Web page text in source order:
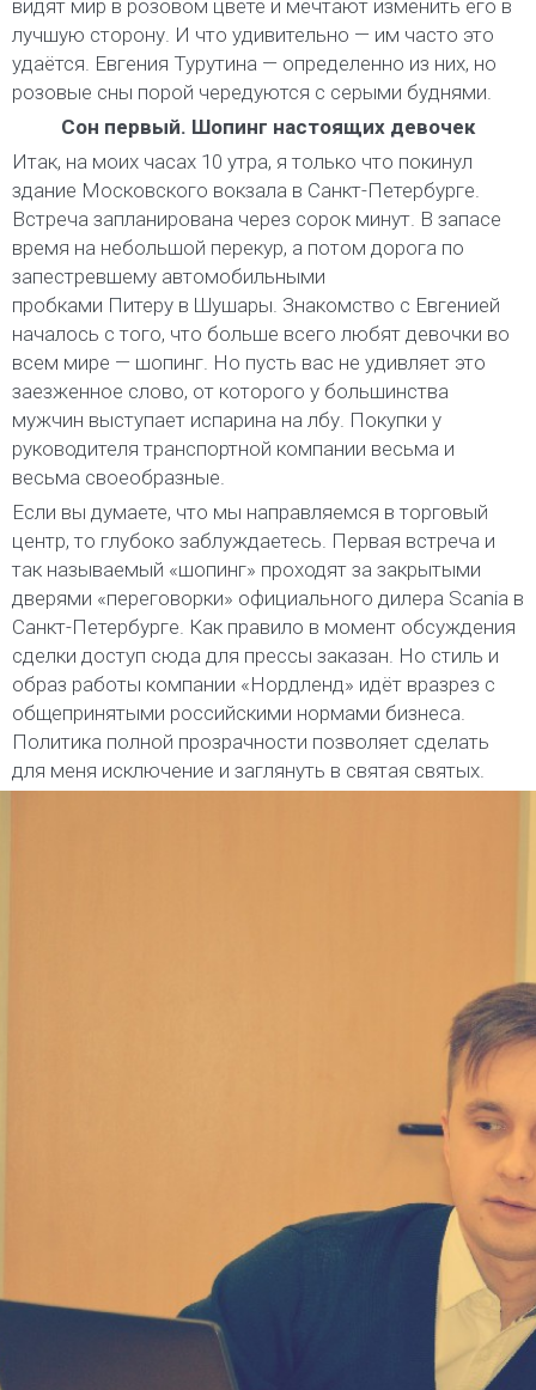
видят мир в розовом цвете и мечтают изменить его в
лучшую сторону. И что удивительно — им часто это
удаётся. Евгения Турутина — определенно из них, но
розовые сны порой чередуются с серыми буднями.
Сон первый. Шопинг настоящих девочек
Итак, на моих часах 10 утра, я только что покинул
здание Московского вокзала в Санкт-Петербурге.
Встреча запланирована через сорок минут. В запасе
время на небольшой перекур, а потом дорога по
запестревшему автомобильными
пробками Питеру в Шушары. Знакомство с Евгенией
началось с того, что больше всего любят девочки во
всем мире — шопинг. Но пусть вас не удивляет это
заезженное слово, от которого у большинства
мужчин выступает испарина на лбу. Покупки у
руководителя транспортной компании весьма и
весьма своеобразные.
Если вы думаете, что мы направляемся в торговый
центр, то глубоко заблуждаетесь. Первая встреча и
так называемый «шопинг» проходят за закрытыми
дверями «переговорки» официального дилера Scania в
Санкт-Петербурге. Как правило в момент обсуждения
сделки доступ сюда для прессы заказан. Но стиль и
образ работы компании «Нордленд» идёт вразрез с
общепринятыми российскими нормами бизнеса.
Политика полной прозрачности позволяет сделать
для меня исключение и заглянуть в святая святых.